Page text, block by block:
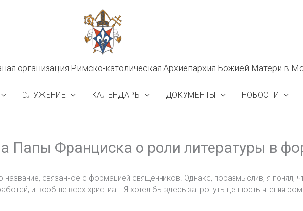
организация Римско-католическая Архиепархия Божией Матери в
СЛУЖЕНИЕ КАЛЕНДАРЬ ДОКУМЕНТЫ НОВОСТИ
Папы Франциска о роли литературы в
связанное с формацией священников. Однако, поразмыслив, я понял,
и вообще всех христиан. Я хотел бы здесь затронуть ценность чтения